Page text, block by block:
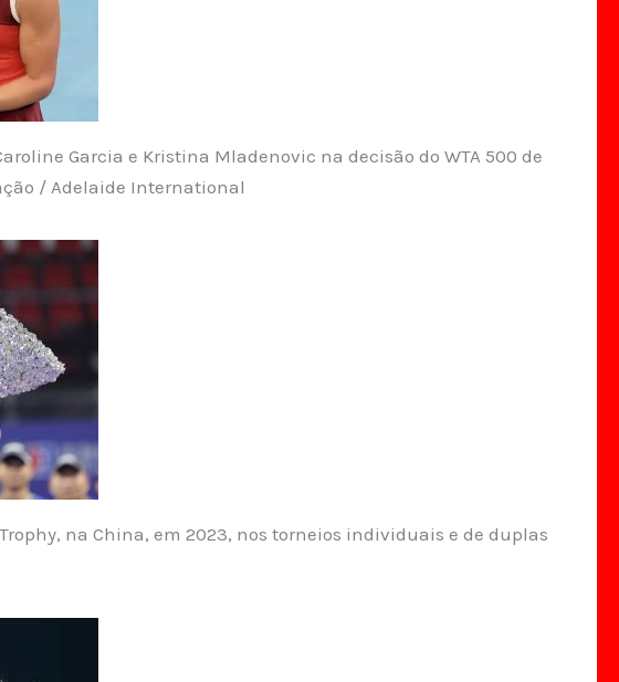
Garcia e Kristina Mladenovic na decisão do WTA 500 de
/ Adelaide International
na China, em 2023, nos torneios individuais e de duplas